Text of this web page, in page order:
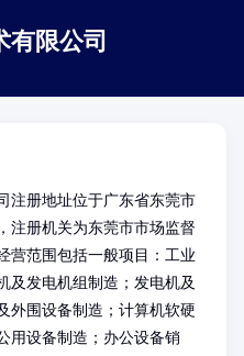
有限公司
注册地址位于广东省东莞市
注册机关为东莞市市场监督
营范围包括一般项目：工业
及发电机组制造；发电机及
外围设备制造；计算机软硬
用设备制造；办公设备销